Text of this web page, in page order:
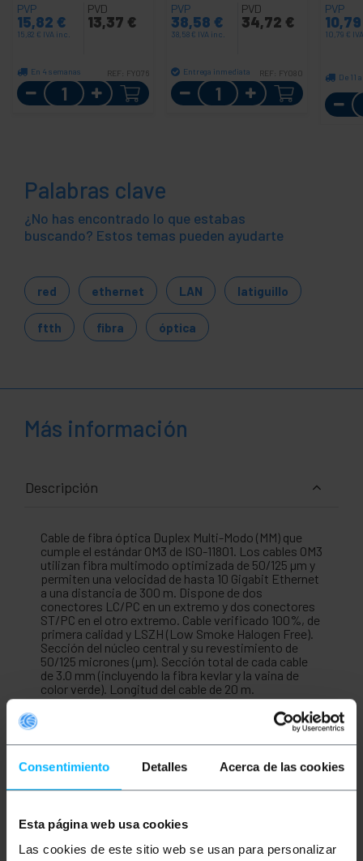
Consentimiento Detalles Acerca de las cookies
Esta página web usa cookies
Las cookies de este sitio web se usan para personalizar
PVP
15,82 €
15,82 € IVA inc.
PVD
13,37 €
En 4 semanas REF: FY076
Cantidad
PVP
38,58 €
38,58 € IVA inc.
PVD
34,72 €
Entrega inmediata REF: FY080
Cantidad
PVP
10,79 €
De 11
Palabras clave
¿No has encontrado lo que estabas
buscando? Estos temas pueden ayudarte
red ethernet LAN latiguillo
ftth fibra óptica
Más información
Descripción
Cable de fibra óptica Duplex Multi-Modo (MM) que
cumple el estándar OM3 de ISO-11801. Los cables OM3
utilizan fibra multimodo optimizada de 50/125 µm y
permiten una velocidad de hasta 10 Gigabit Ethernet
a una distancia de 300 m. Dispone de dos
conectores LC/PC en un extremo y dos conectores
ST/PC en el otro extremo. Cable verificado 100%, de
primera calidad y LSZH (Low Smoke Halogen Free).
Sección del núcleo central y su revestimiento de
50/125 micrones (µm). Sección total de cada cable
de 3.0 mm (incluyendo la fibra kevlar y la vaina de
color verde). Longitud del cable de 20 m.
Medidas del producto (ancho x profundidad x
Número de paquetes: 1